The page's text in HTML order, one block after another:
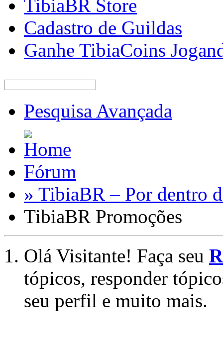
TibiaBR Store
Cadastro de Guildas
Ganhe TibiaCoins
Pesquisa Avançada
Fórum
» TibiaBR – Por dentro
TibiaBR Promoções
Olá Visitante! Faça seu
tópicos, responder
seu perfil e muito mais.